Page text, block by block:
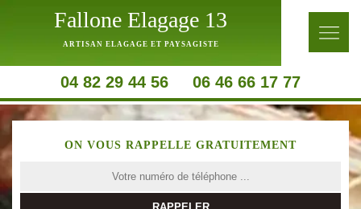
Fallone Elagage 13
ARTISAN ELAGAGE ET PAYSAGISTE
04 82 29 44 56 06 46 66 17 77
ON VOUS RAPPELLE GRATUITEMENT